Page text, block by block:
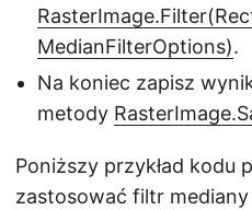
MedianFilterOptions).
Na koniec zapisz
metody
Poniższy przykład kodu
zastosować filtr